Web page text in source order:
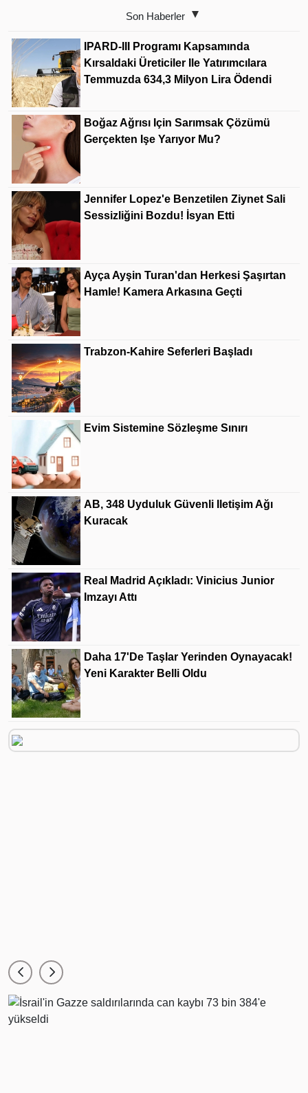
Son Haberler
IPARD-III Programı Kapsamında
Kırsaldaki Üreticiler Ile Yatırımcılara
Temmuzda 634,3 Milyon Lira Ödendi
Boğaz Ağrısı Için Sarımsak Çözümü
Gerçekten Işe Yarıyor Mu?
Jennifer Lopez'e Benzetilen Ziynet Sali
Sessizliğini Bozdu! İsyan Etti
Ayça Ayşin Turan'dan Herkesi Şaşırtan
Hamle! Kamera Arkasına Geçti
Trabzon-Kahire Seferleri Başladı
Evim Sistemine Sözleşme Sınırı
AB, 348 Uyduluk Güvenli Iletişim Ağı
Kuracak
Real Madrid Açıkladı: Vinicius Junior
Imzayı Attı
Daha 17'de Taşlar Yerinden Oynayacak!
Yeni Karakter Belli Oldu